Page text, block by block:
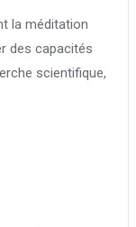
la méditation
des capacités
scientifique,